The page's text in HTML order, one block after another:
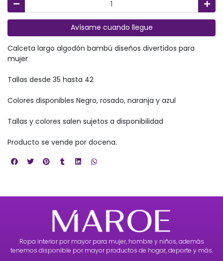
Avísame cuando llegue
Calceta largo algodón bambú diseños divertidos para
mujer
Tallas desde 35 hasta 42
Colores disponibles Negro, rosado, naranja y azul
Tallas y colores salen sujetos a disponibilidad
Producto se vende por docena.
Ropa interior por mayor para mujer, hombre y niños, además
tenemos disponible por mayor productos de hogar, deporte y más.